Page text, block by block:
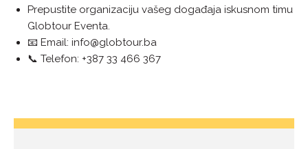
Prepustite organizaciju vašeg događaja iskusnom timu
Globtour Eventa.
📧 Email: info@globtour.ba
📞 Telefon: +387 33 466 367